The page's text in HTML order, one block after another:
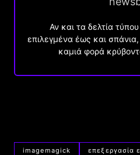
Αν και τα δελτία
επιλεγμένα έως και
καμιά φορά
imagemagick επεξεργασία